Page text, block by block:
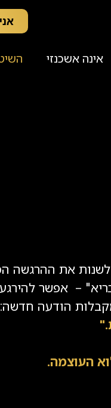
אינה אשכנזי
את ההרגשה
– אפשר להירגע
הודעה חדשה:
העוצמה.